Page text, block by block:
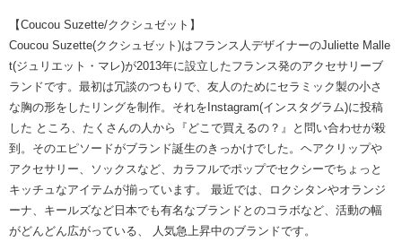
【Coucou Suzette/ククシュゼット】
Coucou Suzette(ククシュゼット)はフランス人デザイナーのJuliette Malle
t(ジュリエット・マレ)が2013年に設立したフランス発のアクセサリーブ
ランドです。最初は冗談のつもりで、友人のためにセラミック製の小さ
な胸の形をしたリングを制作。それをInstagram(インスタグラム)に投稿
した ところ、たくさんの人から『どこで買えるの？』と問い合わせが殺
到。そのエピソードがブランド誕生のきっかけでした。ヘアクリップや
アクセサリー、ソックスなど、カラフルでポップでセクシーでちょっと
キッチュなアイテムが揃っています。 最近では、ロクシタンやオランジ
ーナ、キールズなど日本でも有名なブランドとのコラボなど、活動の幅
がどんどん広がっている、 人気急上昇中のブランドです。